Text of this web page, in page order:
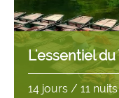
L'essentiel
14 jours / 11 nuits